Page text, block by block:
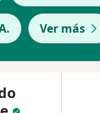
Ver más